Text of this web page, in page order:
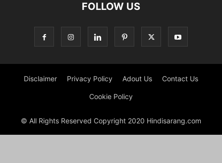
FOLLOW US
Disclaimer Privacy Policy Adout Us Contact Us
Cookie Policy
© All Rights Reserved Copyright 2020 Hindisarang.com